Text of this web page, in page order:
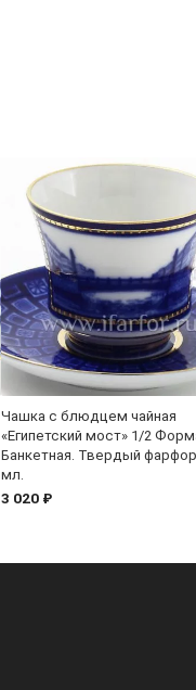
Чашка с блюдцем чайная
«Египетский мост» 1/2
Банкетная. Твердый
мл.
3 020 ₽